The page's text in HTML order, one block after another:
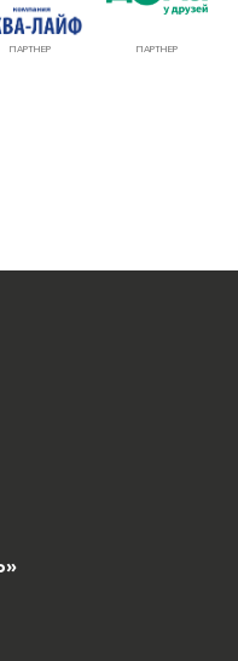
ПАРТНЕР ПАРТНЕР